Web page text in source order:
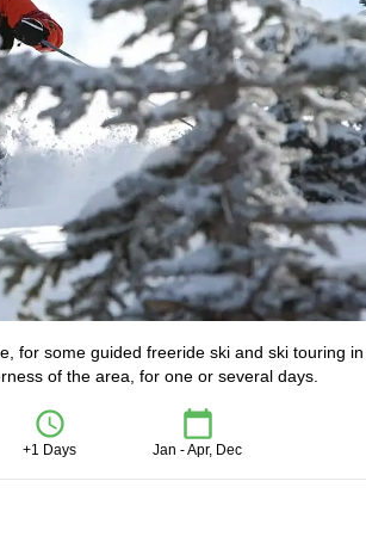
for some guided freeride ski and ski touring
of the area, for one or several days.
+1 Days Jan - Apr, Dec